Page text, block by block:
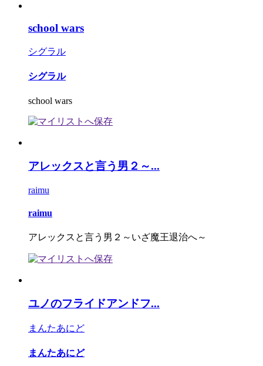
school wars
シグラル
シグラル
school wars
アレックスと言う男２～...
raimu
raimu
アレックスと言う男２～いざ魔王退治へ～
ユノのフライドアンドフ...
まんたあにど
まんたあにど